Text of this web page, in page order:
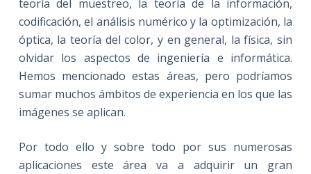
teoría del muestreo, la teoría de la información,
codificación, el análisis numérico y la optimización, la
óptica, la teoría del color, y en general, la física, sin
olvidar los aspectos de ingeniería e informática.
Hemos mencionado estas áreas, pero podríamos
sumar muchos ámbitos de experiencia en los que las
imágenes se aplican.
Por todo ello y sobre todo por sus numerosas
aplicaciones este área va a adquirir un gran